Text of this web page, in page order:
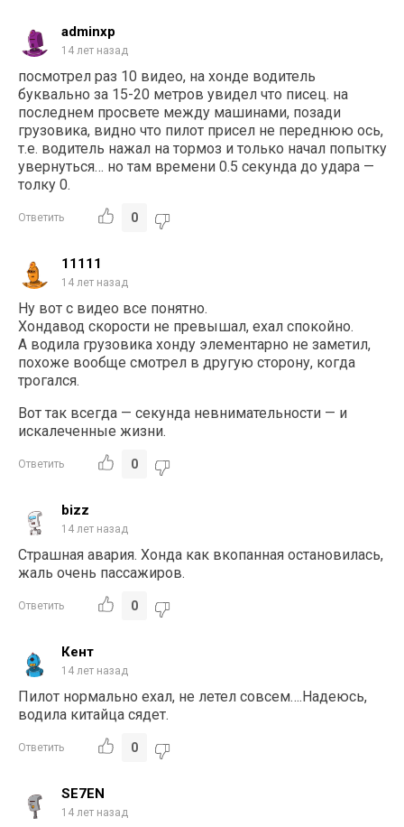
adminxp
14 лет назад
посмотрел раз 10 видео, на хонде водитель
буквально за 15-20 метров увидел что писец. на
последнем просвете между машинами, позади
грузовика, видно что пилот присел не переднюю ось,
т.е. водитель нажал на тормоз и только начал попытку
увернуться… но там времени 0.5 секунда до удара —
толку 0.
Ответить 0
11111
14 лет назад
Ну вот с видео все понятно.
Хондавод скорости не превышал, ехал спокойно.
А водила грузовика хонду элементарно не заметил,
похоже вообще смотрел в другую сторону, когда
трогался.
Вот так всегда — секунда невнимательности — и
искалеченные жизни.
Ответить 0
bizz
14 лет назад
Страшная авария. Хонда как вкопанная остановилась,
жаль очень пассажиров.
Ответить 0
Кент
14 лет назад
Пилот нормально ехал, не летел совсем….Надеюсь,
водила китайца сядет.
Ответить 0
SE7EN
14 лет назад